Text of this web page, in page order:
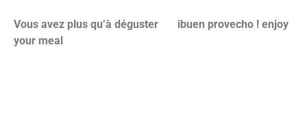
Vous avez plus qu’à déguster ibuen provecho ! enjoy
your meal